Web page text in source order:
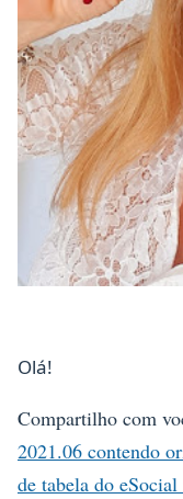
Olá!
Compartilho com
2021.06 contendo
de tabela do